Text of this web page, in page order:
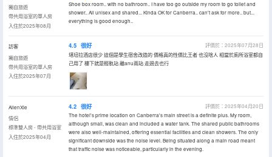
獨自旅遊
帶共用浴室的單人房
入住於2025年08月
Shoe box room.. with no bathroom.. I have too go outside my room to go toilet and
shower.. All unisex and shared... Kinda OK for Canberra.. can't ask for more.. but...
everything is good enough..
訪客
獨自旅遊
帶共用浴室的單人房
入住於2025年07月
4.5 很好
評價於：2025年07月28日
堪培拉酒店很少 這個是學生宿舍改造的 價格真的性價比王者 也沒啥人 相當於廁所浴室都自
己用了 樓下就是輕軌站 離anu兩站 走過去也行
AllenXie
情侶
標準雙人房 - 帶共用浴室
入住於2025年04月
4.2 很好
評價於：2025年04月20日
The hotel's prime location on Canberra's main street is a definite plus. My room,
although small, was clean and included a water tank. The shared public bathrooms
were also well-maintained, offering essential facilities and clean showers. The only
significant downside was the noise level. Being situated along a main road meant
that traffic noise was noticeable, particularly in the evening.